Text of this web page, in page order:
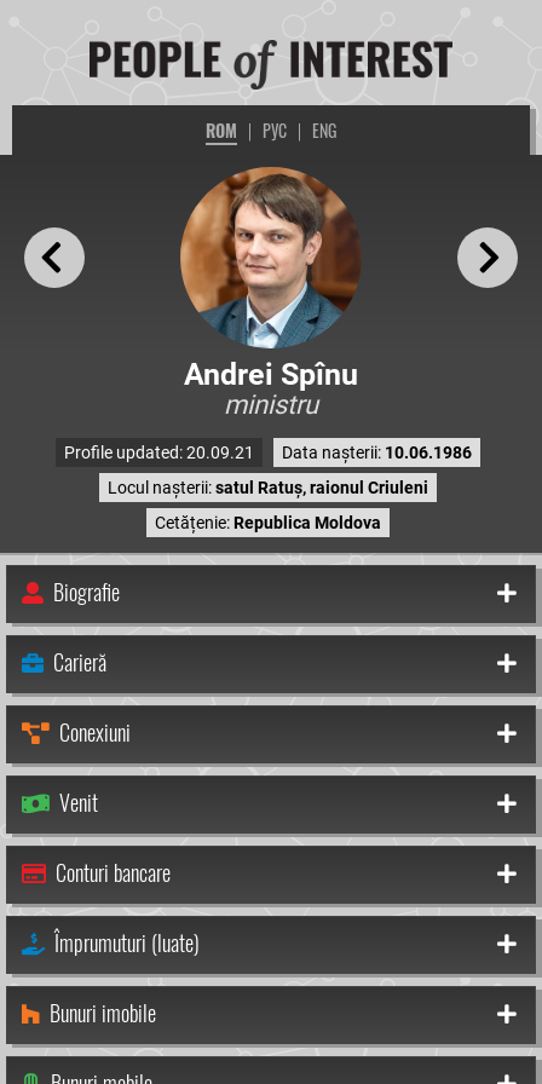
ROM | РУС | ENG
Andrei Spînu
ministru
Profile updated: 20.09.21 Data nașterii: 10.06.1986
Locul nașterii:satul Ratuș, raionul Criuleni
Cetățenie:Republica Moldova
Biografie
Carieră
Conexiuni
Venit
Conturi bancare
Împrumuturi (luate)
Bunuri imobile